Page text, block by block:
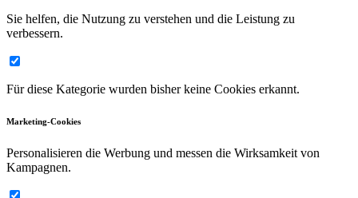
Sie helfen, die Nutzung zu verstehen und die Leistung zu
verbessern.
Für diese Kategorie wurden bisher keine Cookies erkannt.
Marketing-Cookies
Personalisieren die Werbung und messen die Wirksamkeit von
Kampagnen.